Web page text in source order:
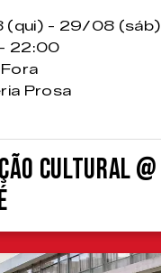
- 29/08 (sáb)
22:00
Prosa
cultural @